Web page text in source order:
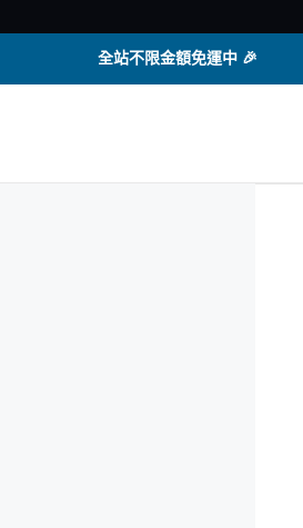
全站不限金額免運中 🎉